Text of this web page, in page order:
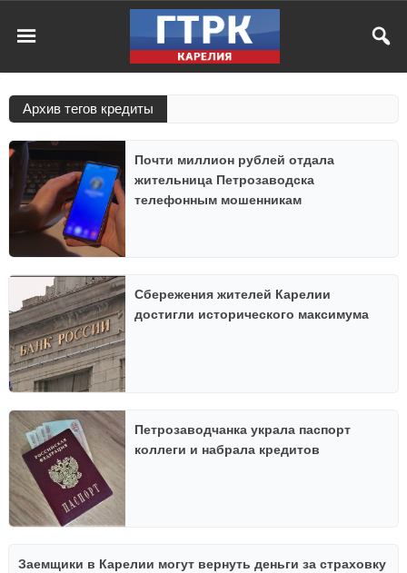
Архив тегов кредиты
Почти миллион рублей отдала
жительница Петрозаводска
телефонным мошенникам
Сбережения жителей Карелии
достигли исторического максимума
Петрозаводчанка украла паспорт
коллеги и набрала кредитов
Заемщики в Карелии могут вернуть деньги за страховку